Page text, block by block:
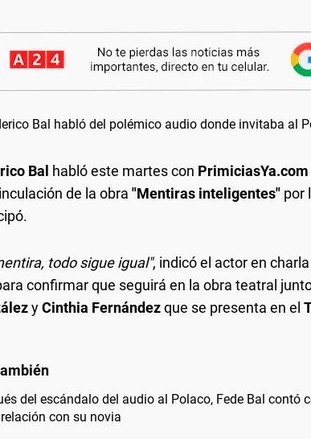
Bal habló este martes con PrimiciasYa.com
de la obra "Mentiras inteligentes" por
todo sigue igual", indicó el actor en
confirmar que seguirá en la obra teatral
yCinthia Fernándezque se presenta en el
del escándalo del audio al Polaco, Fede Bal contó
con su novia